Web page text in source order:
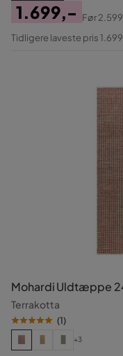
Pris
1.699,-
Original
Før
Tidligere laveste pris
Mohardi Uldtæppe
Terrakotta
(1)
+3